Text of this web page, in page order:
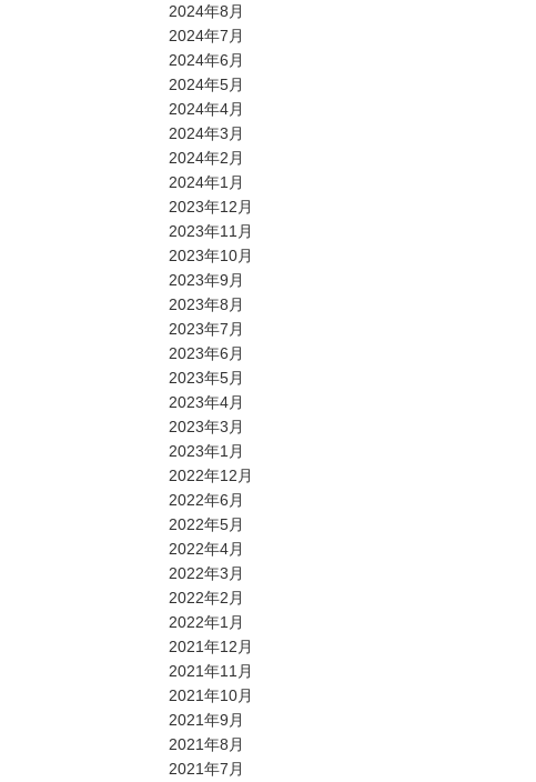
2024年8月
2024年7月
2024年6月
2024年5月
2024年4月
2024年3月
2024年2月
2024年1月
2023年12月
2023年11月
2023年10月
2023年9月
2023年8月
2023年7月
2023年6月
2023年5月
2023年4月
2023年3月
2023年1月
2022年12月
2022年6月
2022年5月
2022年4月
2022年3月
2022年2月
2022年1月
2021年12月
2021年11月
2021年10月
2021年9月
2021年8月
2021年7月